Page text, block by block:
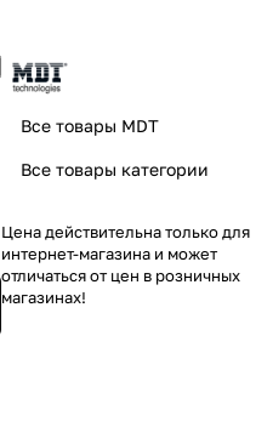
Все товары MDT
Все товары категории
Цена действительна только для
интернет-магазина и может
отличаться от цен в розничных
магазинах!